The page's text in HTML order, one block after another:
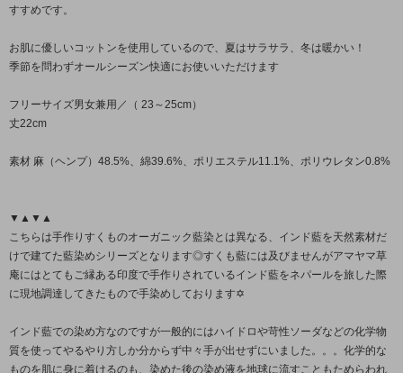
すすめです。
お肌に優しいコットンを使用しているので、夏はサラサラ、冬は暖かい！
季節を問わずオールシーズン快適にお使いいただけます
フリーサイズ男女兼用／（ 23～25cm）
丈22cm
素材 麻（ヘンプ）48.5%、綿39.6%、ポリエステル11.1%、ポリウレタン0.8%
▼▲▼▲
こちらは手作りすくものオーガニック藍染とは異なる、インド藍を天然素材だ
けで建てた藍染めシリーズとなります◎すくも藍には及びませんがアマヤマ草
庵にはとてもご縁ある印度で手作りされているインド藍をネパールを旅した際
に現地調達してきたもので手染めしております✡
インド藍での染め方なのですが一般的にはハイドロや苛性ソーダなどの化学物
質を使ってやるやり方しか分からず中々手が出せずにいました。。。化学的な
ものを肌に身に着けるのも、染めた後の染め液を地球に流すこともためらわれ